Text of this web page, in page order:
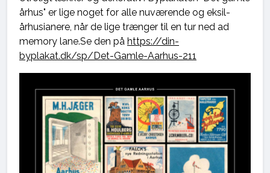
århus" er lige noget for alle nuværende og eksil-
århusianere, når de lige trænger til en tur ned ad
memory lane.Se den på https://din-
byplakat.dk/sp/Det-Gamle-Aarhus-211